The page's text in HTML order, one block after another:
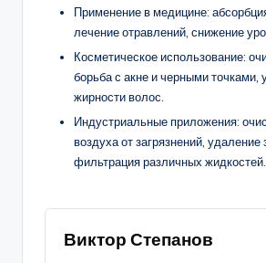
Применение в медицине:
лечение отравлений, снижение
Косметическое использование:
борьба с акне и черными точками,
жирности волос.
Индустриальные приложения:
воздуха от загрязнений, удаление
фильтрация различных жидкостей.
Виктор Степанов